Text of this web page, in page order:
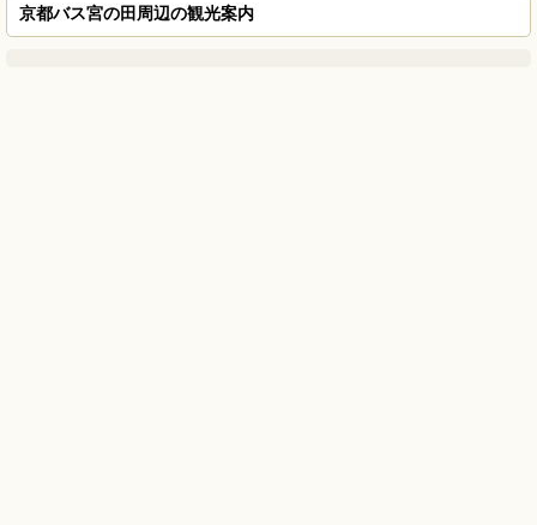
京都バス宮の田周辺の観光案内